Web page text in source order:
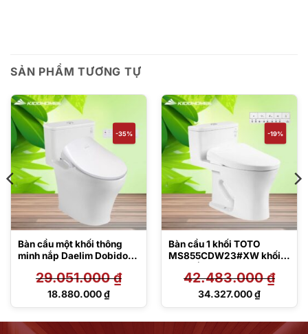
SẢN PHẨM TƯƠNG TỰ
-35%
Bàn cầu một khối thông
minh nắp Daelim Dobidos
29.051.000₫
Giá
18.880.000₫
Giá
-19%
Bàn cầu 1 khối TOTO
MS855CDW23#XW khối
TCF47360GAA
42.483.000₫
Giá
42.483.000 ₫.
34.327.000₫
Giá